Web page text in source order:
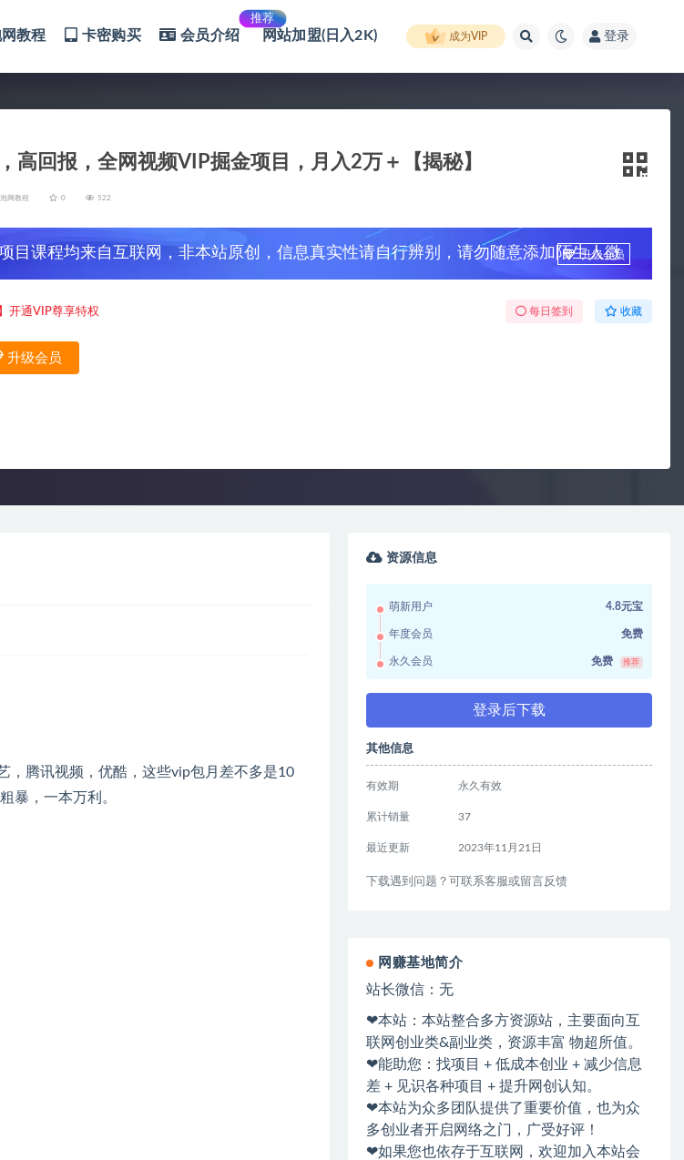
网教程 卡密购买 会员介绍
推荐
网站加盟(日入2K) 成为VIP 登录
高回报，全网视频VIP掘金项目，月入2万＋【揭秘】
网教程 0 522
项目课程均来自互联网，非本站原创，信息真实性请自行辨别，请勿随意添加陌生人微
！
升级会员
开通VIP尊享特权 每日签到 收藏
升级会员
，腾讯视频，优酷，这些vip包月差不多是10
暴，一本万利。
资源信息
萌新用户 4.8元宝
年度会员 免费
永久会员 免费 推荐
登录后下载
其他信息
有效期 永久有效
累计销量 37
最近更新 2023年11月21日
下载遇到问题？可联系客服或留言反馈
网赚基地简介
站长微信：无
❤本站：本站整合多方资源站，主要面向互
联网创业类&副业类，资源丰富 物超所值。
❤能助您：找项目 + 低成本创业 + 减少信息
差 + 见识各种项目 + 提升网创认知。
❤本站为众多团队提供了重要价值，也为众
多创业者开启网络之门，广受好评！
❤如果您也依存于互联网，欢迎加入本站会